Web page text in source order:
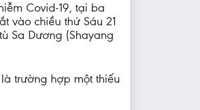
Covid-19, tại ba
vào chiều thứ Sáu 21
Sa Dương (Shayang
trường hợp một thiếu